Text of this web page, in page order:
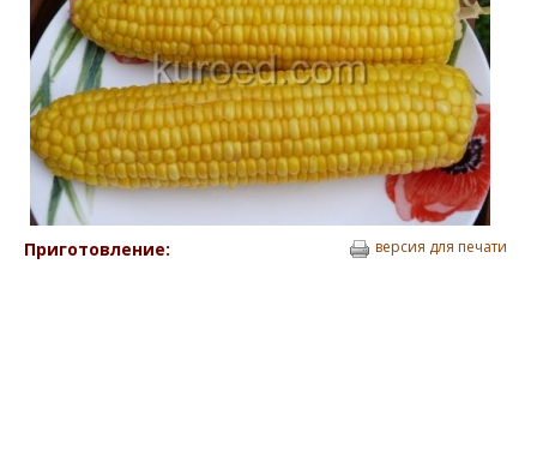
Приготовление: версия для печати